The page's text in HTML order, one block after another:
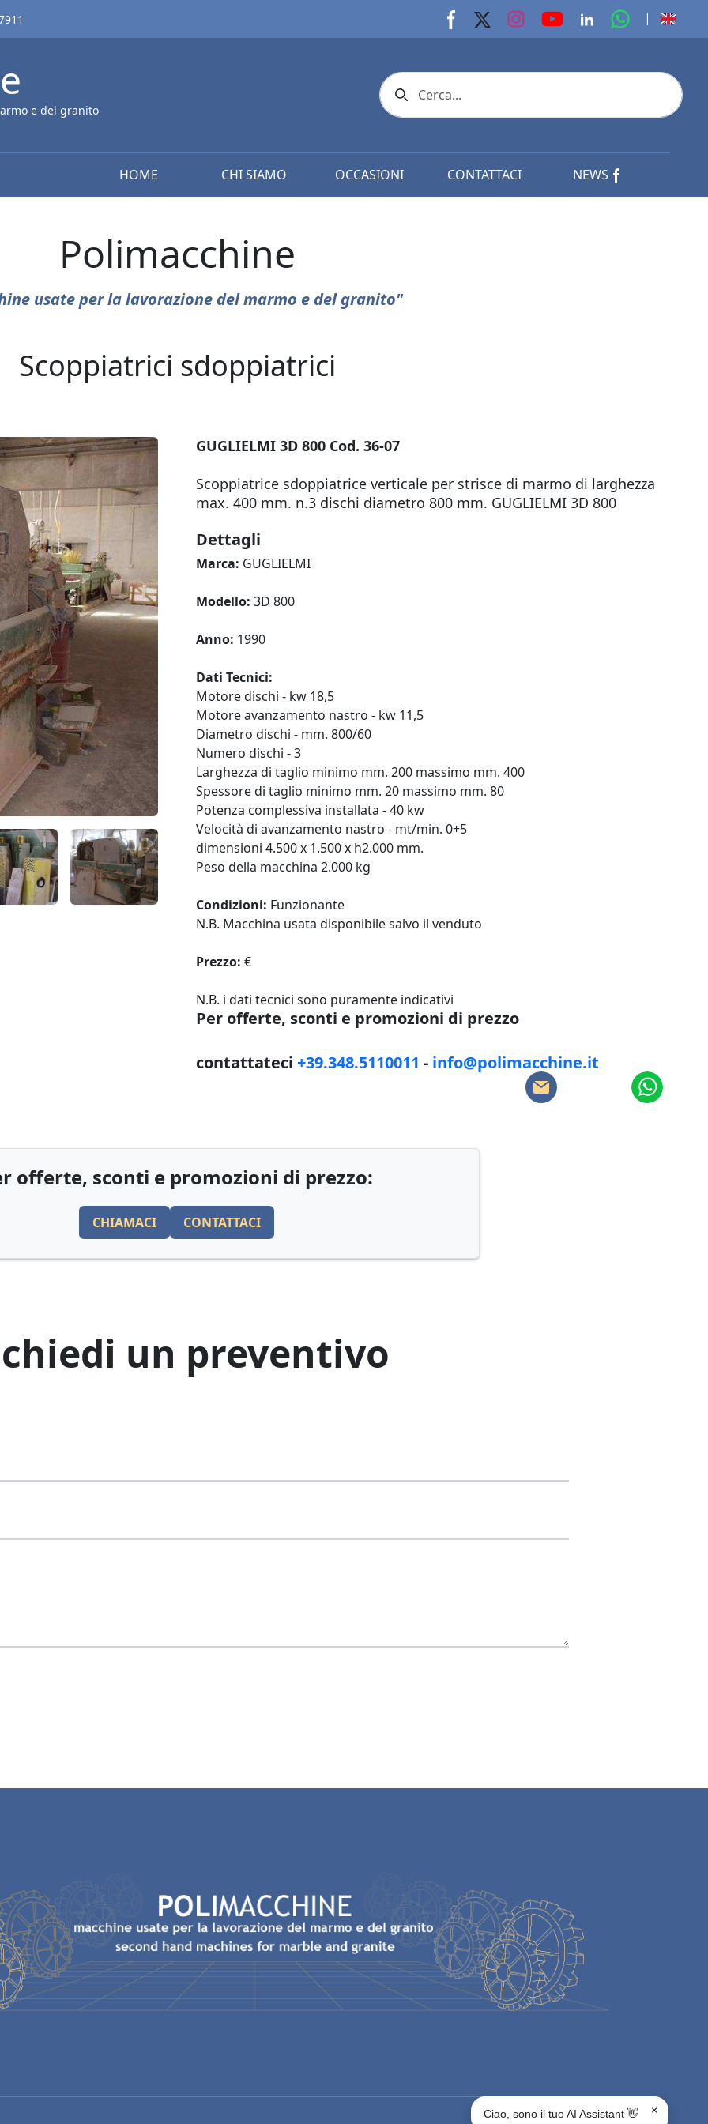
Facebook page
X page Instagram page
youtube page
Linkedin page
whats app
|
e del granito Search icon
HOME CHI SIAMO OCCASIONI CONTATTACI NEWS
Polimacchine
usate per la lavorazione del marmo e del granito"
Scoppiatrici sdoppiatrici
GUGLIELMI 3D 800 Cod. 36-07
Scoppiatrice sdoppiatrice verticale per strisce di marmo di larghezza
max. 400 mm. n.3 dischi diametro 800 mm. GUGLIELMI 3D 800
Dettagli
Marca: GUGLIELMI
Modello: 3D 800
Anno: 1990
Dati Tecnici:
Motore dischi - kw 18,5
Motore avanzamento nastro - kw 11,5
Diametro dischi - mm. 800/60
Numero dischi - 3
Larghezza di taglio minimo mm. 200 massimo mm. 400
Spessore di taglio minimo mm. 20 massimo mm. 80
Potenza complessiva installata - 40 kw
Velocità di avanzamento nastro - mt/min. 0+5
dimensioni 4.500 x 1.500 x h2.000 mm.
Peso della macchina 2.000 kg
Condizioni: Funzionante
N.B. Macchina usata disponibile salvo il venduto
Prezzo: €
N.B. i dati tecnici sono puramente indicativi
Per offerte, sconti e promozioni di prezzo
contattateci +39.348.5110011 - info@polimacchine.it
offerte, sconti e promozioni di prezzo:
CHIAMACI CONTATTACI
un preventivo
Ciao, sono il tuo AI Assistant 👋 ×